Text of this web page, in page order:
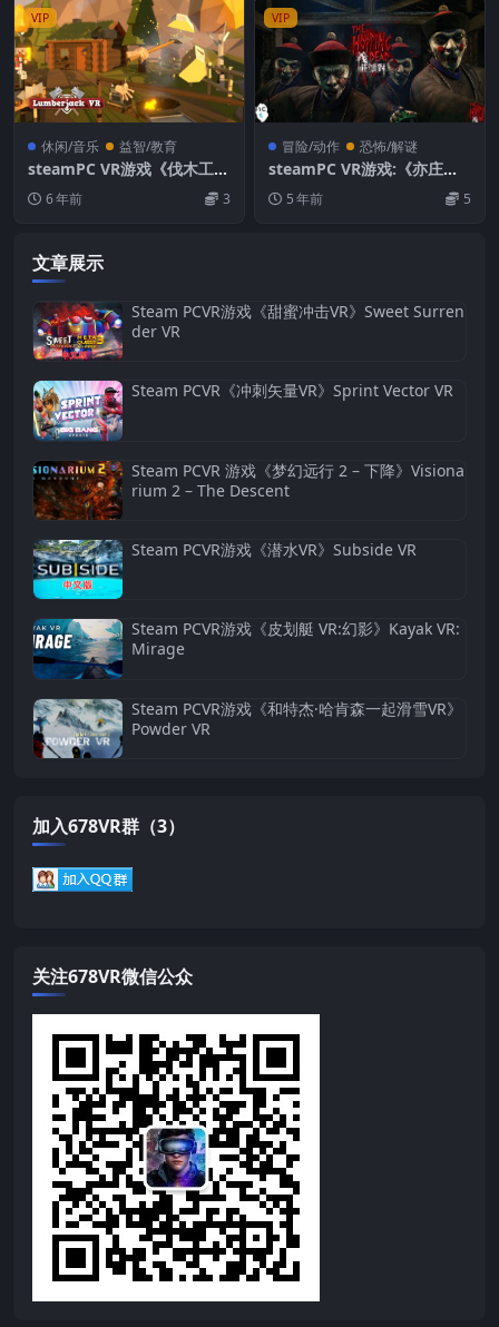
VIP
休闲/音乐 益智/教育
steamPC VR游戏《伐木工人
VR》(Lumberjack VR)游戏
下载6 年前 3
VIP
冒险/动作 恐怖/解谜
steamPC VR游戏:《亦庄派
对/义庄派对VR》新手版 Th
e Hopping Dead VR
5 年前 5
文章展示
Steam PCVR游戏《甜蜜冲击VR》Sweet Surren
der VR
Steam PCVR《冲刺矢量VR》Sprint Vector VR
Steam PCVR 游戏《梦幻远行 2 – 下降》Visiona
rium 2 – The Descent
Steam PCVR游戏《潜水VR》Subside VR
Steam PCVR游戏《皮划艇 VR:幻影》Kayak VR:
Mirage
Steam PCVR游戏《和特杰·哈肯森一起滑雪VR》
Powder VR
加入678VR群（3）
关注678VR微信公众